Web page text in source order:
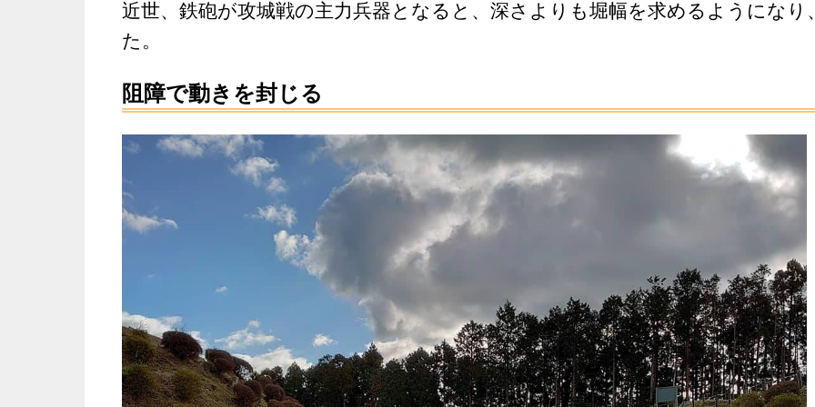
近世、鉄砲が攻城戦の主力兵器となると、深さよりも堀幅を求めるようにな
た。
阻障で動きを封じる